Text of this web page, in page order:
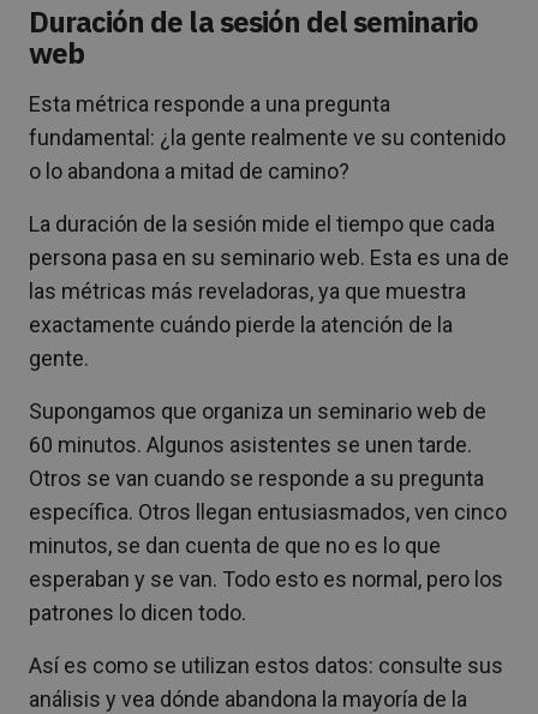
Duración de la sesión del seminario
web
Esta métrica responde a una pregunta
fundamental: ¿la gente realmente ve su contenido
o lo abandona a mitad de camino?
La duración de la sesión mide el tiempo que cada
persona pasa en su seminario web. Esta es una de
las métricas más reveladoras, ya que muestra
exactamente cuándo pierde la atención de la
gente.
Supongamos que organiza un seminario web de
60 minutos. Algunos asistentes se unen tarde.
Otros se van cuando se responde a su pregunta
específica. Otros llegan entusiasmados, ven cinco
minutos, se dan cuenta de que no es lo que
esperaban y se van. Todo esto es normal, pero los
patrones lo dicen todo.
Así es como se utilizan estos datos: consulte sus
análisis y vea dónde abandona la mayoría de la